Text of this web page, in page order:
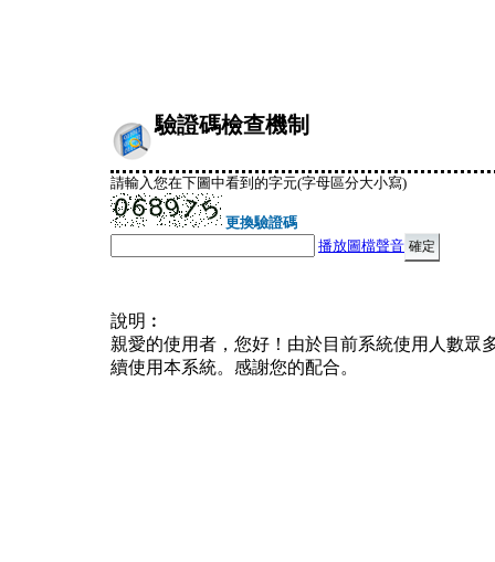
驗證碼檢查機制
請輸入您在下圖中看到的字元(字母區分大小寫)
更換驗證碼
播放圖檔聲音
說明︰
親愛的使用者，您好！由於目前系統使用人數眾
續使用本系統。感謝您的配合。